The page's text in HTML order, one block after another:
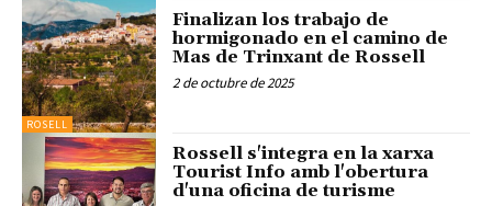
ROSELL
Finalizan los trabajo de
hormigonado en el camino de
Mas de Trinxant de Rossell
2 de octubre de 2025
Rossell s'integra en la xarxa
Tourist Info amb l'obertura
d'una oficina de turisme